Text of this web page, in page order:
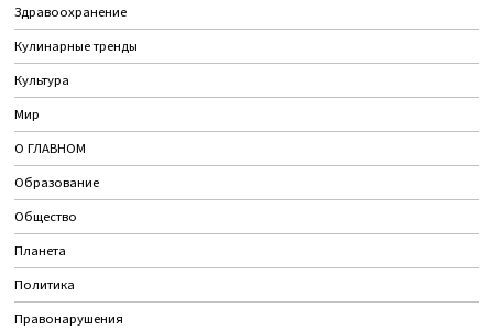
Здравоохранение
Кулинарные тренды
Культура
Мир
О ГЛАВНОМ
Образование
Общество
Планета
Политика
Правонарушения